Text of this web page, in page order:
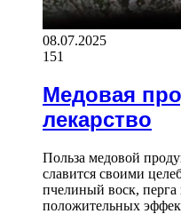
08.07.2025
151
Медовая
лекарство
Польза медовой
славится своими
пчелиный воск,
положительных